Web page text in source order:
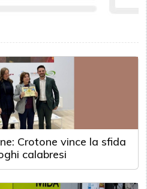
Crotone vince la sfida
calabresi